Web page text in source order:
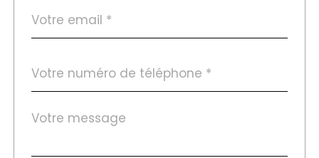
*
*
Fieldset
Message
*